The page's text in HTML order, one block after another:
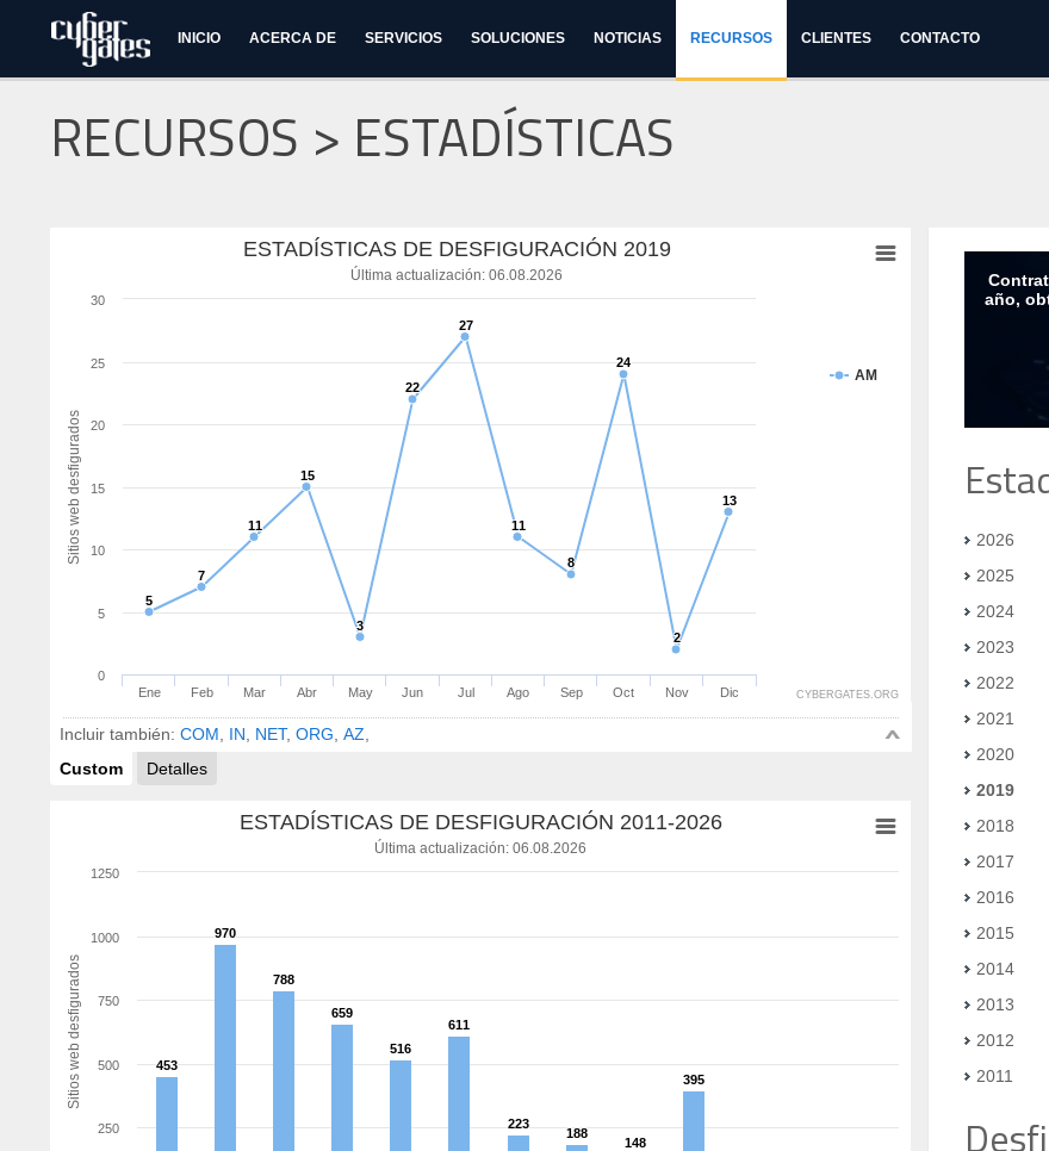
INICIO ACERCA DE SERVICIOS SOLUCIONES NOTICIAS RECURSOS CLIENTES CONTACTO
RECURSOS > ESTADÍSTICAS
Sitios web desfigurados
ESTADÍSTICAS DE DESFIGURACIÓN 2019
Última actualización: 06.08.2026
5
5
7
7
11
11
15
15
3
3
22
22
27
27
11
11
8
8
24
24
2
2
13
13
AM
Ene Feb Mar Abr May Jun Jul Ago Sep Oct Nov Dic
0
5
10
15
20
25
30
CYBERGATES.ORG
Incluir también: COM IN NET,ORG ,AZ
Custom
Detalles
Sitios web desfigurados
ESTADÍSTICAS DE DESFIGURACIÓN 2011-2026
Última actualización: 06.08.2026
453
453
970
970
788
788
659
659
516
516
611
611
223
223
188
188
148
148
395
395
250
500
750
1000
1250
año,
2026
2025
2024
2023
2022
2021
2020
2019
2018
2017
2016
2015
2014
2013
2012
2011